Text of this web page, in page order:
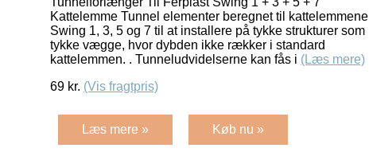
Kattelemme Tunnel elementer beregnet til kattelemmene
Swing 1, 3, 5 og 7 til at installere på tykke strukturer som
tykke vægge, hvor dybden ikke rækker i standard
kattelemmen. . Tunneludvidelserne kan fås i (Læs mere)
69 kr. (Vis fragtpris)
Læs mere » Køb nu »